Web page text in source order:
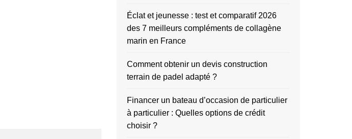
Éclat et jeunesse : test et comparatif 2026
des 7 meilleurs compléments de collagène
marin en France
Comment obtenir un devis construction
terrain de padel adapté ?
Financer un bateau d’occasion de particulier
à particulier : Quelles options de crédit
choisir ?